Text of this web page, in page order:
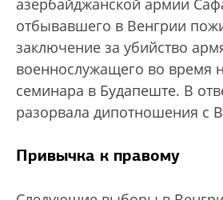
азербайджанской армии
отбывавшего в Венгрии
заключение за убийство
военнослужащего во время
семинара в Будапеште. В
разорвала дипотношения с
Привычка к правому